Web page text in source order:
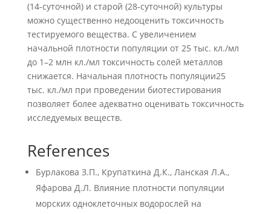
(14-суточной) и старой (28-суточной) культуры
можно существенно недооценить токсичность
тестируемого вещества. С увеличением
начальной плотности популяции от 25 тыс. кл./мл
до 1–2 млн кл./мл токсичность солей металлов
снижается. Начальная плотность популяции25
тыс. кл./мл при проведении биотестирования
позволяет более адекватно оценивать токсичность
исследуемых веществ.
References
Бурлакова З.П., Крупаткина Д.К., Ланская Л.А.,
Яфарова Д.Л. Влияние плотности популяции
морских одноклеточных водорослей на